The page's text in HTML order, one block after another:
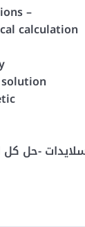
–
calculation
solution